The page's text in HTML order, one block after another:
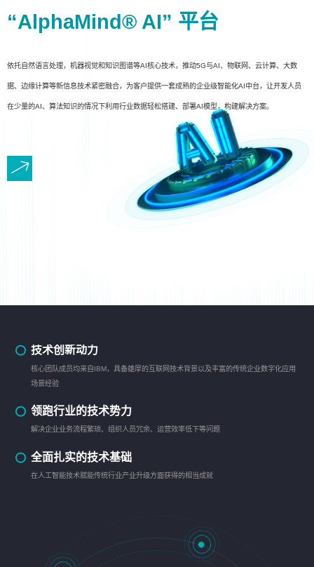
“AlphaMind® AI” 平台
依托自然语言处理，机器视觉和知识图谱等AI核心技术，推动5G与AI、物联网、云计算、大数
据、边缘计算等新信息技术紧密融合，为客户提供一套成熟的企业级智能化AI中台，让开发人员
在少量的AI、算法知识的情况下利用行业数据轻松搭建、部署AI模型，构建解决方案。
技术创新动力
核心团队成员均来自IBM，具备雄厚的互联网技术背景以及丰富的传统企业数字化应用
场景经验
领跑行业的技术势力
解决企业业务流程繁琐、组织人员冗余、运营效率低下等问题
全面扎实的技术基础
在人工智能技术赋能传统行业产业升级方面获得的相当成就